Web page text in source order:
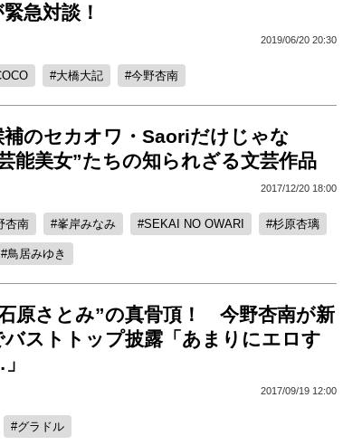
急対談！
2019/06/20 20:30
大橋大記 今野杏南
補のセカオワ・Saoriだけじゃな
能美女”たちの知られざる文芸作品
2017/12/20 18:00
杏南 峯岸みなみ SEKAI NO OWARI 杉原杏璃
鳥居みゆき
原さとみ”の真骨頂！ 今野杏南が新
バストトップ披露「あまりにエロす
2017/09/19 12:00
グラドル